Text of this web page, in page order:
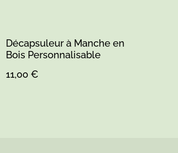
Décapsuleur à Manche en
Bois Personnalisable
11,00 €